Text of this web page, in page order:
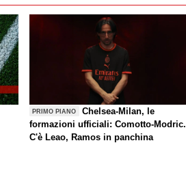
PRIMO PIANO
Chelsea-Milan, le
formazioni ufficiali: Comotto-Modric.
C'è Leao, Ramos in panchina